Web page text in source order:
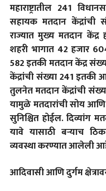
महाराष्ट्रातील 241
सहायक मतदान केंद्रांची
राज्यात मुख्य मतदान
शहरी भागात 42 हजार
582 इतकी मतदान केंद्र
केंद्रांची संख्या 241 इतकी
तुलनेत मतदान केंद्रांची
यामुळे मतदारांची सोय आणि
सुनिश्चित होईल. दिव्यांग
यावे यासाठी बऱ्याच
व्यवस्था करण्यात आलेली
आदिवासी आणि दुर्गम